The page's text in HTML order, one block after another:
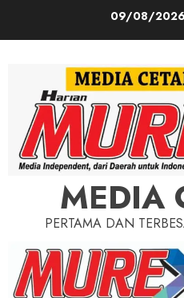
09/08/2026
MEDIA
PERTAMA DAN